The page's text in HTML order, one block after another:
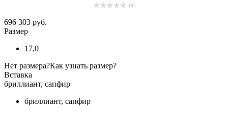
( 0 )
696 303 руб.
Размер
17,0
Нет размера?Как узнать размер?
Вставка
бриллиант, сапфир
бриллиант, сапфир